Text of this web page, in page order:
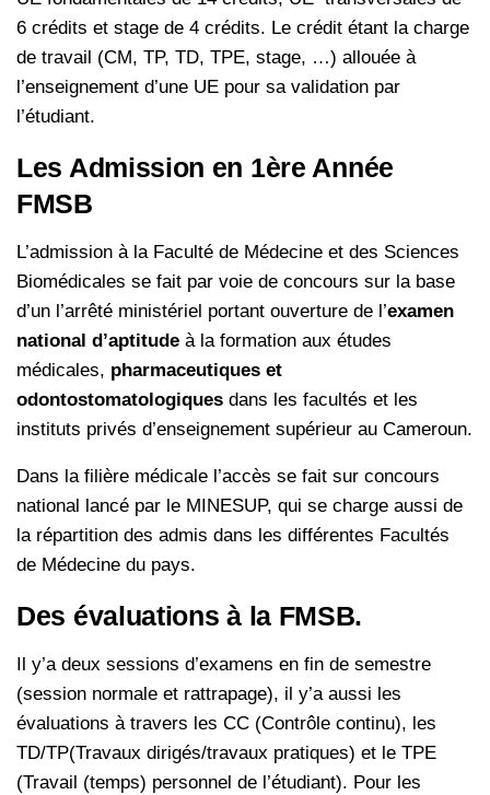
6 crédits et stage de 4 crédits. Le crédit étant la charge
de travail (CM, TP, TD, TPE, stage, …) allouée à
l’enseignement d’une UE pour sa validation par
l’étudiant.
Les Admission en 1ère Année
FMSB
L’admission à la Faculté de Médecine et des Sciences
Biomédicales se fait par voie de concours sur la base
d’un l’arrêté ministériel portant ouverture de l’examen
national d’aptitude à la formation aux études
médicales, pharmaceutiques et
odontostomatologiques dans les facultés et les
instituts privés d’enseignement supérieur au Cameroun.
Dans la filière médicale l’accès se fait sur concours
national lancé par le MINESUP, qui se charge aussi de
la répartition des admis dans les différentes Facultés
de Médecine du pays.
Des évaluations à la FMSB.
Il y’a deux sessions d’examens en fin de semestre
(session normale et rattrapage), il y’a aussi les
évaluations à travers les CC (Contrôle continu), les
TD/TP(Travaux dirigés/travaux pratiques) et le TPE
(Travail (temps) personnel de l’étudiant). Pour les